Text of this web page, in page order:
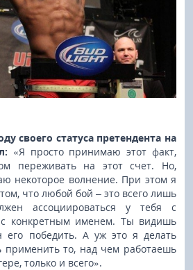
своего статуса претендента на
«Я просто принимаю этот факт,
переживать на этот счет. Но,
некоторое волнение. При этом я
что любой бой – это всего лишь
ассоциироваться у тебя с
конкретным именем. Ты видишь
его победить. А уж это я делать
применить то, над чем работаешь
только и всего».